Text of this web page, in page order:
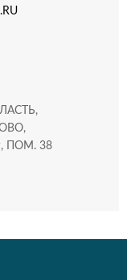
ПОМ. 38